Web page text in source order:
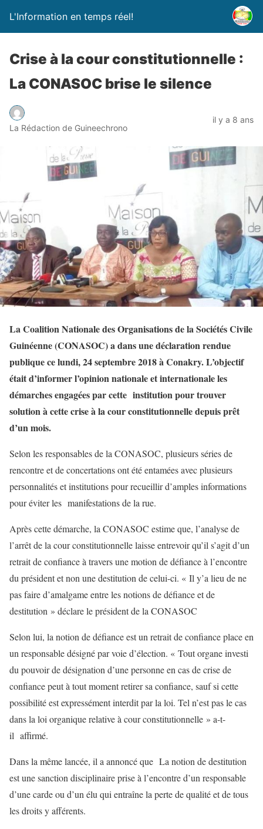
L'Information en temps réel!
Crise à la cour constitutionnelle :
La CONASOC brise le silence
La Rédaction de Guineechrono
il y a 8 ans
La Coalition Nationale des Organisations de la Sociétés Civile
Guinéenne (CONASOC) a dans une déclaration rendue
publique ce lundi, 24 septembre 2018 à Conakry. L’objectif
était d’informer l’opinion nationale et internationale les
démarches engagées par cette institution pour trouver
solution à cette crise à la cour constitutionnelle depuis prêt
d’un mois.
Selon les responsables de la CONASOC, plusieurs séries de
rencontre et de concertations ont été entamées avec plusieurs
personnalités et institutions pour recueillir d’amples informations
pour éviter les manifestations de la rue.
Après cette démarche, la CONASOC estime que, l’analyse de
l’arrêt de la cour constitutionnelle laisse entrevoir qu’il s’agit d’un
retrait de confiance à travers une motion de défiance à l’encontre
du président et non une destitution de celui-ci. « Il y’a lieu de ne
pas faire d’amalgame entre les notions de défiance et de
destitution » déclare le président de la CONASOC
Selon lui, la notion de défiance est un retrait de confiance place en
un responsable désigné par voie d’élection. « Tout organe investi
du pouvoir de désignation d’une personne en cas de crise de
confiance peut à tout moment retirer sa confiance, sauf si cette
possibilité est expressément interdit par la loi. Tel n’est pas le cas
dans la loi organique relative à cour constitutionnelle » a-t-
il affirmé.
Dans la même lancée, il a annoncé que La notion de destitution
est une sanction disciplinaire prise à l’encontre d’un responsable
d’une carde ou d’un élu qui entraîne la perte de qualité et de tous
les droits y afférents.